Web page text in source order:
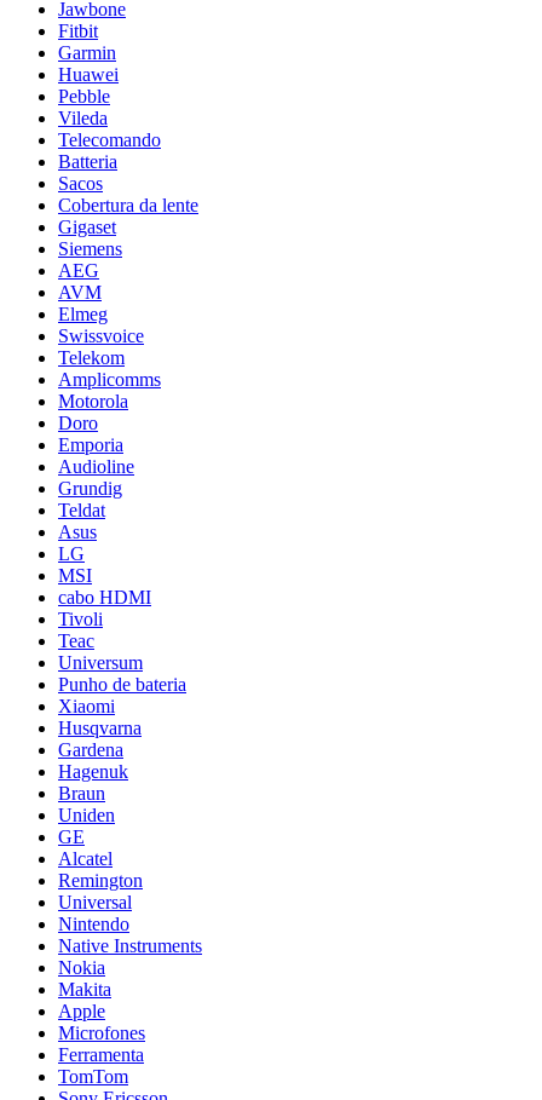
Jawbone
Fitbit
Garmin
Huawei
Pebble
Vileda
Telecomando
Batteria
Sacos
Cobertura da lente
Gigaset
Siemens
AEG
AVM
Elmeg
Swissvoice
Telekom
Amplicomms
Motorola
Doro
Emporia
Audioline
Grundig
Teldat
Asus
LG
MSI
cabo HDMI
Tivoli
Teac
Universum
Punho de bateria
Xiaomi
Husqvarna
Gardena
Hagenuk
Braun
Uniden
GE
Alcatel
Remington
Universal
Nintendo
Native Instruments
Nokia
Makita
Apple
Microfones
Ferramenta
TomTom